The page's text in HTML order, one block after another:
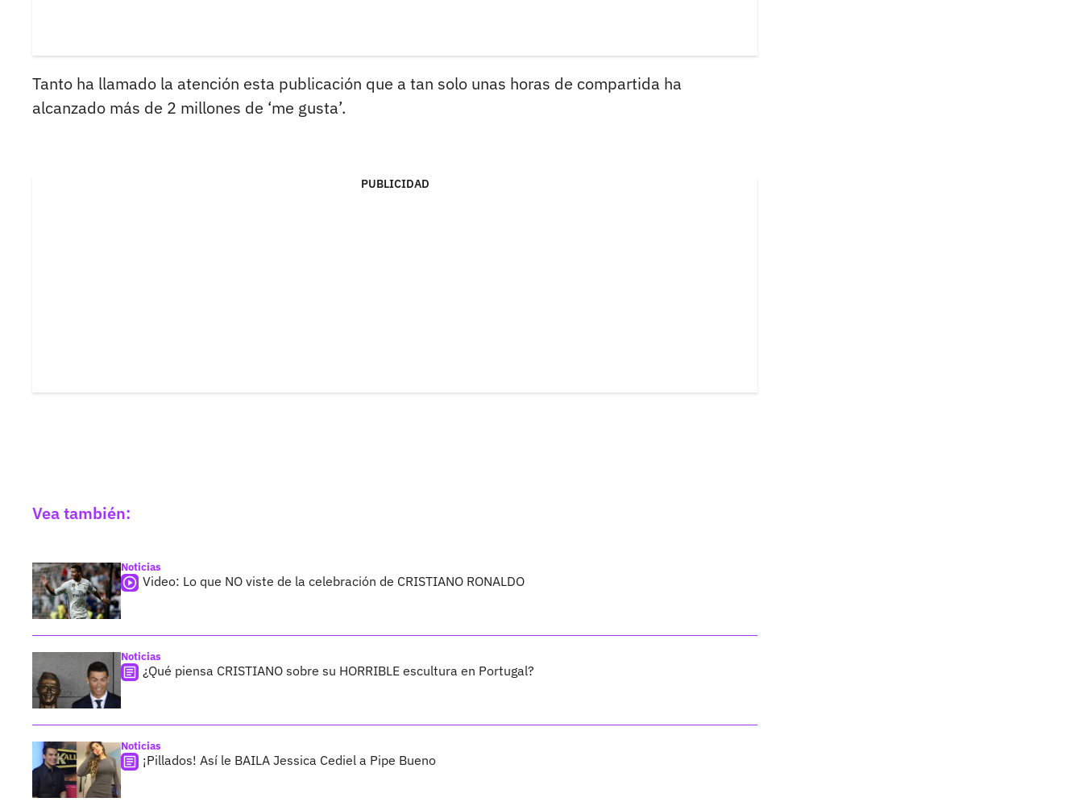
Tanto ha llamado la atención esta publicación que a tan solo unas horas de compartida ha
alcanzado más de 2 millones de ‘me gusta’.
PUBLICIDAD
Vea también:
Noticias
Video: Lo que NO viste de la celebración de CRISTIANO RONALDO
Noticias
¿Qué piensa CRISTIANO sobre su HORRIBLE escultura en Portugal?
Noticias
¡Pillados! Así le BAILA Jessica Cediel a Pipe Bueno